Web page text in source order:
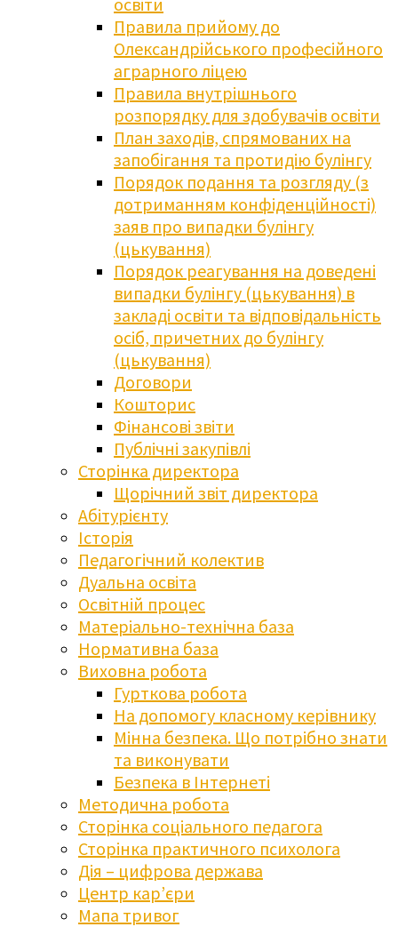
Правила прийому до
Олександрійського професійного
аграрного ліцею
Правила внутрішнього
розпорядку для здобувачів освіти
План заходів, спрямованих на
запобігання та протидію булінгу
Порядок подання та розгляду (з
дотриманням конфіденційності)
заяв про випадки булінгу
(цькування)
Порядок реагування на доведені
випадки булінгу (цькування) в
закладі освіти та відповідальність
осіб, причетних до булінгу
(цькування)
Договори
Кошторис
Фінансові звіти
Публічні закупівлі
Сторінка директора
Щорічний звіт директора
Абітурієнту
Історія
Педагогічний колектив
Дуальна освіта
Освітній процес
Матеріально-технічна база
Нормативна база
Виховна робота
Гурткова робота
На допомогу класному керівнику
Мінна безпека. Що потрібно знати
та виконувати
Безпека в Інтернеті
Методична робота
Сторінка соціального педагога
Сторінка практичного психолога
Дія – цифрова держава
Центр кар’єри
Мапа тривог